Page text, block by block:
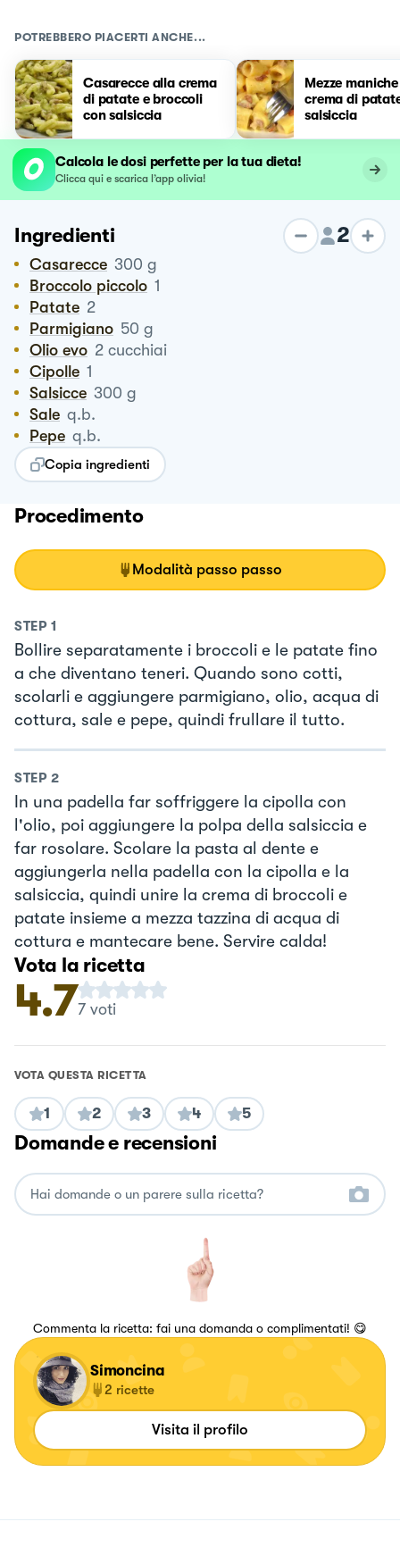
POTREBBERO PIACERTI ANCHE...
Casarecce alla crema
di patate e broccoli
con salsiccia
Mezze
crema di
salsiccia
Calcola le dosi perfette per la tua dieta!
Clicca qui e scarica l’app olivia!
Ingredienti 2
Casarecce 300 g
Broccolo piccolo 1
Patate 2
Parmigiano 50 g
Olio evo 2 cucchiai
Cipolle 1
Salsicce 300 g
Sale q.b.
Pepe q.b.
Copia ingredienti
Procedimento
Modalità passo passo
STEP 1
Bollire separatamente i broccoli e le patate fino
a che diventano teneri. Quando sono cotti,
scolarli e aggiungere parmigiano, olio, acqua di
cottura, sale e pepe, quindi frullare il tutto.
STEP 2
In una padella far soffriggere la cipolla con
l'olio, poi aggiungere la polpa della salsiccia e
far rosolare. Scolare la pasta al dente e
aggiungerla nella padella con la cipolla e la
salsiccia, quindi unire la crema di broccoli e
patate insieme a mezza tazzina di acqua di
cottura e mantecare bene. Servire calda!
Vota la ricetta
4.77voti
VOTA QUESTA RICETTA
1 2 3 4 5
Domande e recensioni
Commenta la ricetta: fai una domanda o complimentati! 😋
Simoncina
2 ricette
Visita il profilo